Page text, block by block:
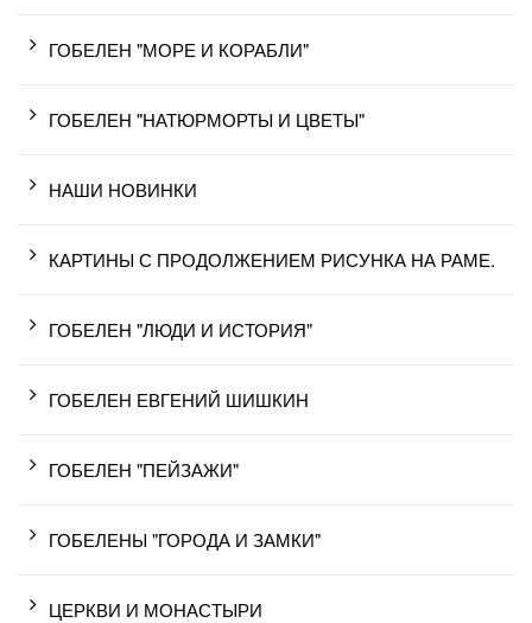
ГОБЕЛЕН "МОРЕ И КОРАБЛИ"
ГОБЕЛЕН "НАТЮРМОРТЫ И ЦВЕТЫ"
НАШИ НОВИНКИ
КАРТИНЫ С ПРОДОЛЖЕНИЕМ РИСУНКА НА РАМЕ.
ГОБЕЛЕН "ЛЮДИ И ИСТОРИЯ"
ГОБЕЛЕН ЕВГЕНИЙ ШИШКИН
ГОБЕЛЕН "ПЕЙЗАЖИ"
ГОБЕЛЕНЫ "ГОРОДА И ЗАМКИ"
ЦЕРКВИ И МОНАСТЫРИ